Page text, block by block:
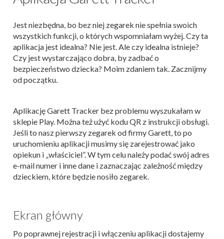
Jest niezbędna, bo bez niej zegarek nie spełnia swoich
wszystkich funkcji, o których wspomniałam wyżej. Czy ta
aplikacja jest idealna? Nie jest. Ale czy idealna istnieje?
Czy jest wystarczająco dobra, by zadbać o
bezpieczeństwo dziecka? Moim zdaniem tak. Zacznijmy
od początku.
Aplikację Garett Tracker bez problemu wyszukałam w
sklepie Play. Można też użyć kodu QR z instrukcji obsługi.
Jeśli to nasz pierwszy zegarek od firmy Garett, to po
uruchomieniu aplikacji musimy się zarejestrować jako
opiekun i „właściciel”. W tym celu należy podać swój adres
e-mail numer i inne dane i zaznaczając zależność między
dzieckiem, które będzie nosiło zegarek.
Ekran główny
Po poprawnej rejestracji i włączeniu aplikacji dostajemy